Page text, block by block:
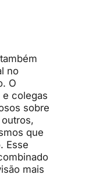
no
O
colegas
sobre
que
Esse
mais